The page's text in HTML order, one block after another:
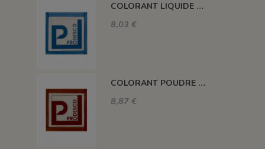
COLORANT LIQUIDE SANS PLOMB BLEU OUTRE MER 100GR CD-04L
8,03 €
COLORANT POUDRE SANS PLOMB OCRE BRUN CD12
8,87 €